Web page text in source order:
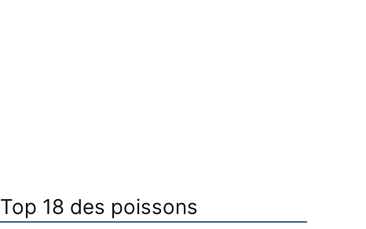
Top 18 des poissons